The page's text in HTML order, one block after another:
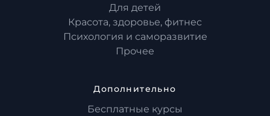
Для детей
Красота, здоровье, фитнес
Психология и саморазвитие
Прочее
Дополнительно
Бесплатные курсы